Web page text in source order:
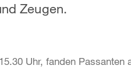
Zeugen.
Uhr, fanden Passanten